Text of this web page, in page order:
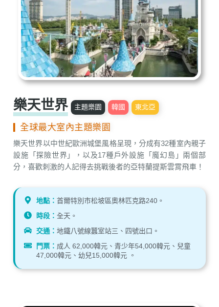
樂天世界 主題樂園 韓國 東北亞
全球最大室內主題樂園
樂天世界以中世紀歐洲城堡風格呈現，分成有32種室內親子
設施「探險世界」，以及17種戶外設施「魔幻島」兩個部
分，喜歡刺激的人記得去挑戰後者的亞特蘭提斯雲霄飛車！
地點：首爾特別市松坡區奧林匹克路240。
時段：全天。
交通：地鐵八號線蠶室站三、四號出口。
門票： 成人 62,000韓元、青少年54,000韓元、兒童
47,000韓元、幼兒15,000韓元 。